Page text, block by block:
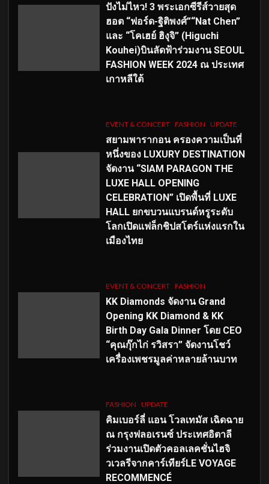
ปังไม่ไหว! 3 พระเอกซีรีส์วายสุด
ฮอต “ฟอร์ด-ฐิติพงศ์”“Nat Chen”
และ “โคเฮย์ ฮิงุจิ” (Higuchi
Kouhei)บินลัดฟ้าร่วมงาน SEOUL
FASHION WEEK 2024 ณ ประเทศ
เกาหลีใต้
EVENT & CONCERT FASHION UPDATE
สยามพารากอน ครองความเป็นที่
หนึ่งของ LUXURY DESTINATION
จัดงาน “SIAM PARAGON THE
LUXE HALL OPENING
CELEBRATION” เปิดพื้นที่ LUXE
HALL ยกขบวนแบรนด์หรูระดับ
โลกเปิดแฟล็กชิปสโตร์แห่งแรกใน
เมืองไทย
EVENT & CONCERT FASHION
KK Diamonds จัดงาน Grand
Opening KK Diamond & KK
Birth Day Gala Dinner โดย CEO
“คุณกุ๊กไก่ รวิสรา” จัดงานโชว์
เครื่องเพชรมูลค่าหลายล้านบาท
FASHION UPDATE
คิมเบอร์ลี่ แอน โวลเทมัส เฉิดฉาย
ณ กรุงฟลอเรนซ์ ประเทศอิตาลี
ร่วมงานเปิดตัวคอลเลคชั่นไฮจิ
วเวลรีจากคาร์เทียร์LE VOYAGE
RECOMMENCÉ